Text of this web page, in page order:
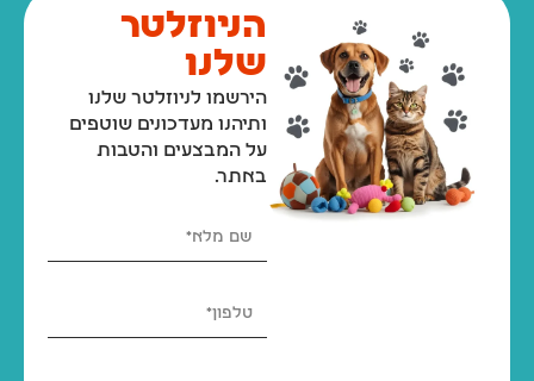
הניוזלטר
שלנו
הירשמו לניוזלטר שלנו
ותיהנו מעדכונים שוטפים
על המבצעים והטבות
באתר.